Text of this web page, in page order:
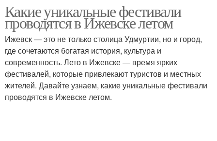
Какие уникальные фестивали
проводятся в Ижевске летом
Ижевск — это не только столица Удмуртии, но и город,
где сочетаются богатая история, культура и
современность. Лето в Ижевске — время ярких
фестивалей, которые привлекают туристов и местных
жителей. Давайте узнаем, какие уникальные фестивали
проводятся в Ижевске летом.